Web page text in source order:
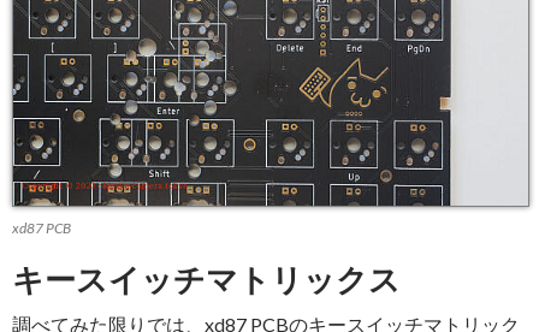
xd87 PCB
キースイッチマトリックス
調べてみた限りでは、xd87 PCBのキースイッチマトリック